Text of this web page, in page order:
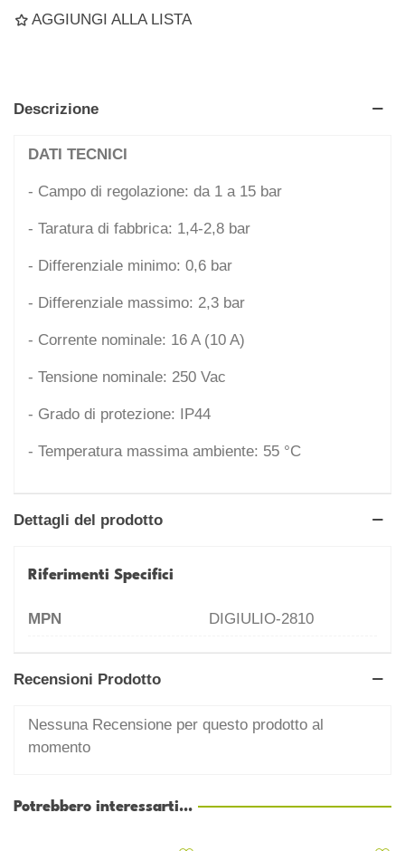
AGGIUNGI ALLA LISTA
Descrizione
DATI TECNICI
- Campo di regolazione: da 1 a 15 bar
- Taratura di fabbrica: 1,4-2,8 bar
- Differenziale minimo: 0,6 bar
- Differenziale massimo: 2,3 bar
- Corrente nominale: 16 A (10 A)
- Tensione nominale: 250 Vac
- Grado di protezione: IP44
- Temperatura massima ambiente: 55 °C
Dettagli del prodotto
Riferimenti Specifici
MPN DIGIULIO-2810
Recensioni Prodotto
Nessuna Recensione per questo prodotto al
momento
Potrebbero interessarti...